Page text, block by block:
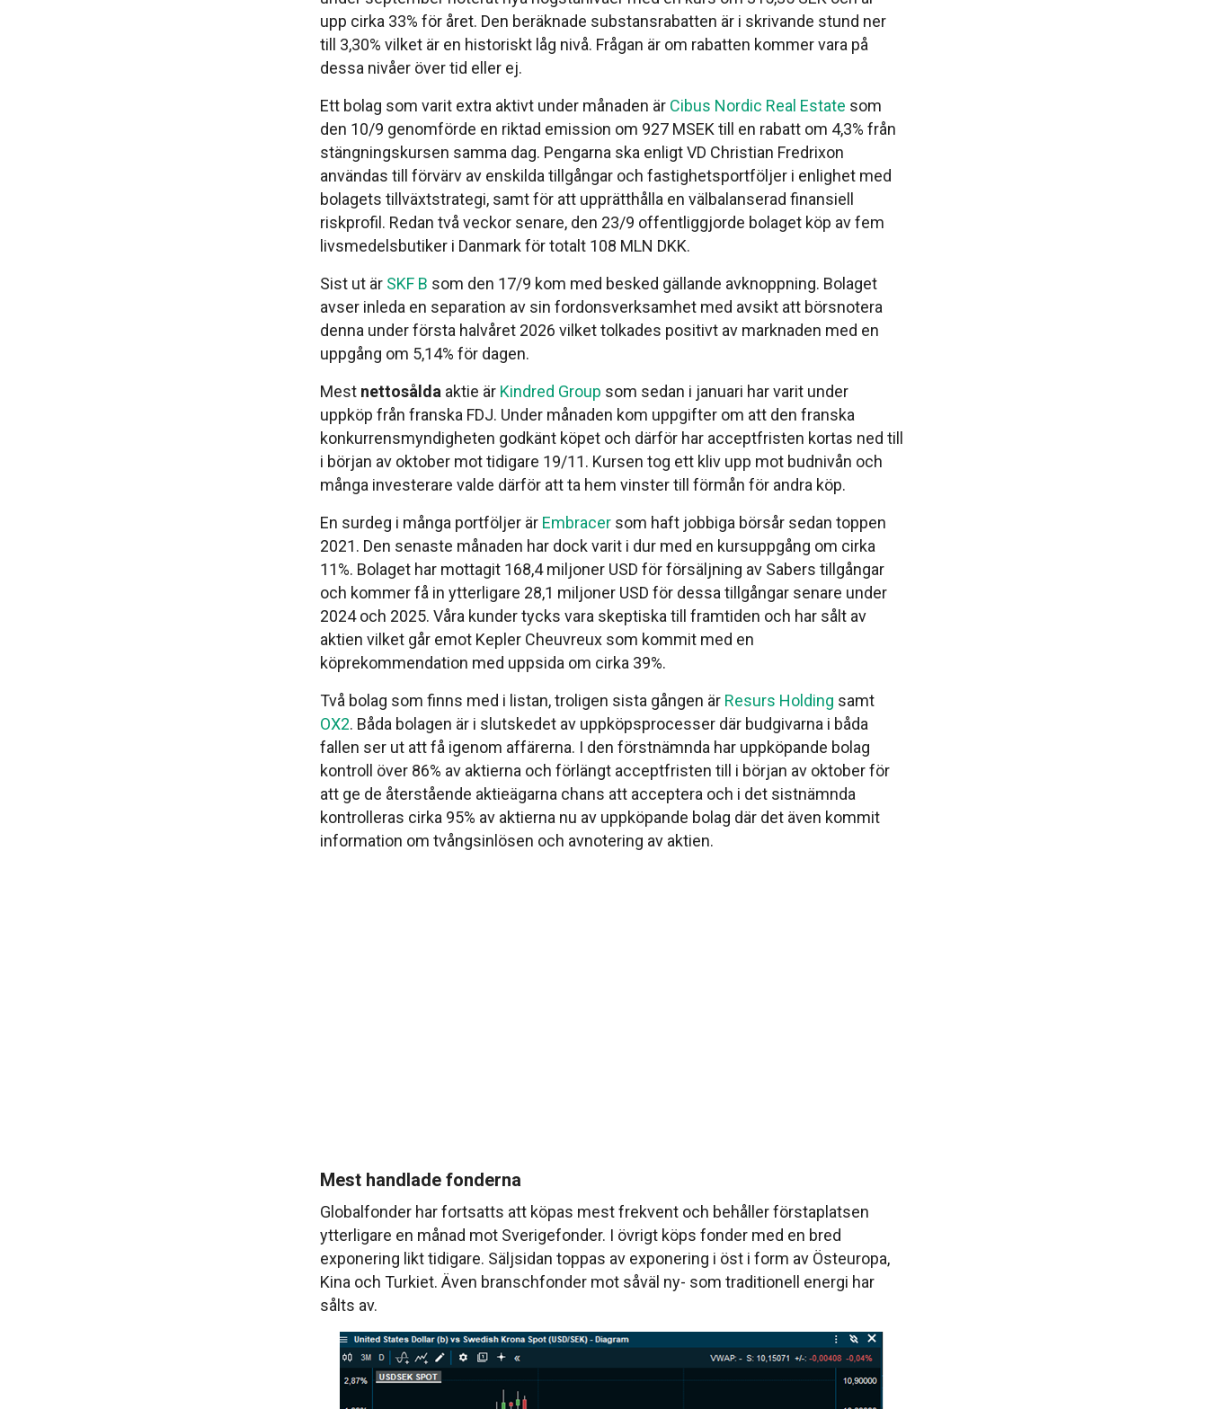
upp cirka 33% för året. Den beräknade substansrabatten är i skrivande stund ner
till 3,30% vilket är en historiskt låg nivå. Frågan är om rabatten kommer vara på
dessa nivåer över tid eller ej.
Ett bolag som varit extra aktivt under månaden är Cibus Nordic Real Estate som
den 10/9 genomförde en riktad emission om 927 MSEK till en rabatt om 4,3% från
stängningskursen samma dag. Pengarna ska enligt VD Christian Fredrixon
användas till förvärv av enskilda tillgångar och fastighetsportföljer i enlighet med
bolagets tillväxtstrategi, samt för att upprätthålla en välbalanserad finansiell
riskprofil. Redan två veckor senare, den 23/9 offentliggjorde bolaget köp av fem
livsmedelsbutiker i Danmark för totalt 108 MLN DKK.
Sist ut är SKF B som den 17/9 kom med besked gällande avknoppning. Bolaget
avser inleda en separation av sin fordonsverksamhet med avsikt att börsnotera
denna under första halvåret 2026 vilket tolkades positivt av marknaden med en
uppgång om 5,14% för dagen.
Mest nettosålda aktie är Kindred Group som sedan i januari har varit under
uppköp från franska FDJ. Under månaden kom uppgifter om att den franska
konkurrensmyndigheten godkänt köpet och därför har acceptfristen kortas ned till
i början av oktober mot tidigare 19/11. Kursen tog ett kliv upp mot budnivån och
många investerare valde därför att ta hem vinster till förmån för andra köp.
En surdeg i många portföljer är Embracersom haft jobbiga börsår sedan toppen
2021. Den senaste månaden har dock varit i dur med en kursuppgång om cirka
11%. Bolaget har mottagit 168,4 miljoner USD för försäljning av Sabers tillgångar
och kommer få in ytterligare 28,1 miljoner USD för dessa tillgångar senare under
2024 och 2025. Våra kunder tycks vara skeptiska till framtiden och har sålt av
aktien vilket går emot Kepler Cheuvreux som kommit med en
köprekommendation med uppsida om cirka 39%.
Två bolag som finns med i listan, troligen sista gången är Resurs Holding samt
OX2. Båda bolagen är i slutskedet av uppköpsprocesser där budgivarna i båda
fallen ser ut att få igenom affärerna. I den förstnämnda har uppköpande bolag
kontroll över 86% av aktierna och förlängt acceptfristen till i början av oktober för
att ge de återstående aktieägarna chans att acceptera och i det sistnämnda
kontrolleras cirka 95% av aktierna nu av uppköpande bolag där det även kommit
information om tvångsinlösen och avnotering av aktien.
Mest handlade fonderna
Globalfonder har fortsatts att köpas mest frekvent och behåller förstaplatsen
ytterligare en månad mot Sverigefonder. I övrigt köps fonder med en bred
exponering likt tidigare. Säljsidan toppas av exponering i öst i form av Östeuropa,
Kina och Turkiet. Även branschfonder mot såväl ny- som traditionell energi har
sålts av.